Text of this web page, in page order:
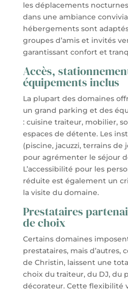
les déplacements
dans une ambiance
hébergements sont
groupes d’amis et invités
garantissant confort et
Accès,
équipements inclus
La plupart des domaines
un grand parking et des
: cuisine traiteur, mobilier,
espaces de détente. Les
(piscine, jacuzzi, terrains de
pour agrémenter le séjour
L’accessibilité pour les
réduite est également un
la visite du domaine.
Prestataires
de choix
Certains domaines
prestataires, mais d’autres,
de Christin, laissent une
choix du traiteur, du DJ, du
décorateur. Cette flexibilité